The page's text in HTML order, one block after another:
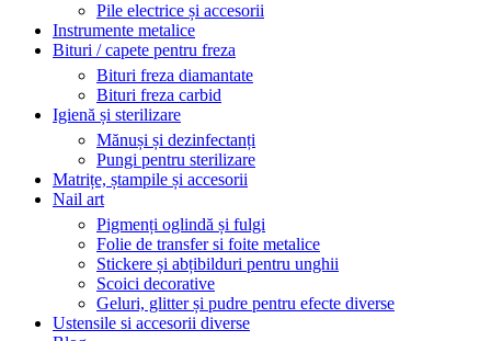
Pile electrice și accesorii
Instrumente metalice
Bituri / capete pentru freza
Bituri freza diamantate
Bituri freza carbid
Igienă și sterilizare
Mănuși și dezinfectanți
Pungi pentru sterilizare
Matrițe, ștampile și accesorii
Nail art
Pigmenți oglindă și fulgi
Folie de transfer si foite metalice
Stickere și abțibilduri pentru unghii
Scoici decorative
Geluri, glitter și pudre pentru efecte diverse
Ustensile si accesorii diverse